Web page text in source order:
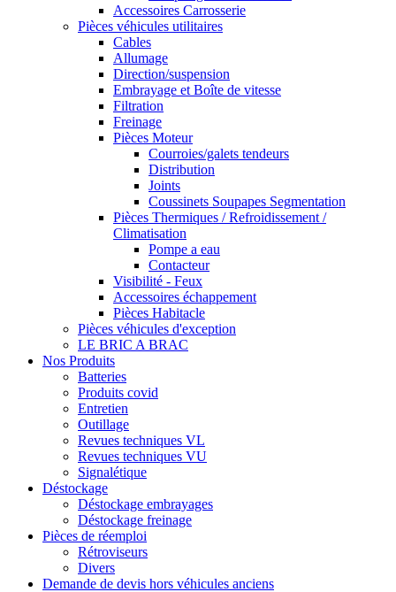
Accessoires Carrosserie
Pièces véhicules utilitaires
Cables
Allumage
Direction/suspension
Embrayage et Boîte de vitesse
Filtration
Freinage
Pièces Moteur
Courroies/galets tendeurs
Distribution
Joints
Coussinets Soupapes Segmentation
Pièces Thermiques / Refroidissement /
Climatisation
Pompe a eau
Contacteur
Visibilité - Feux
Accessoires échappement
Pièces Habitacle
Pièces véhicules d'exception
LE BRIC A BRAC
Nos Produits
Batteries
Produits covid
Entretien
Outillage
Revues techniques VL
Revues techniques VU
Signalétique
Déstockage
Déstockage embrayages
Déstockage freinage
Pièces de réemploi
Rétroviseurs
Divers
Demande de devis hors véhicules anciens